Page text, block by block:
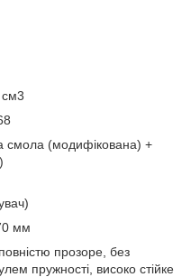
см3
смола (модифікована) +
мм
прозоре, без
пружності, високо стійке